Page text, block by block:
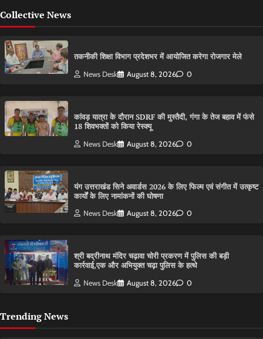
Collective News
तकनीकी शिक्षा विभाग प्रदेशभर में आयोजित करेगा रोजगार मेले
News Desk August 8, 2026 0
कांवड़ यात्रा के दौरान SDRF की मुस्तैदी, गंगा के तेज बहाव में फंसे
18 शिवभक्तों को किया रेस्क्यू
News Desk August 8, 2026 0
यंग उत्तराखंड सिने अवार्डस 2026 के लिए फिल्म एवं संगीत में उत्कृष्ट
कार्यों के लिए नामांकनों की घोषणा
News Desk August 8, 2026 0
श्री बद्रीनाथ मंदिर चढ़ावा चोरी प्रकरण में पुलिस की बड़ी
कार्रवाई,एक और अभियुक्त चढ़ा पुलिस के हत्थे
News Desk August 8, 2026 0
Trending News